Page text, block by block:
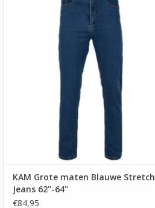
KAM Grote maten Blauwe Stretch
Jeans 62"-64"
€84,95